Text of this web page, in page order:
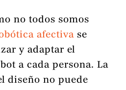
no todos somos
afectiva se
y adaptar el
a cada persona. La
diseño no puede